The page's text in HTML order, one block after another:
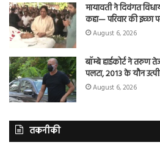
मायावती ने दिवंगत
कहा— परिवार की
August 6, 2026
बॉम्बे हाईकोर्ट ने
पलटा, 2013 के यौन
August 6, 2026
तकनीकी